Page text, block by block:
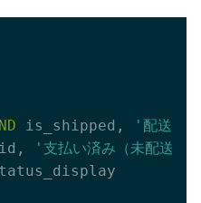
is_shipped,
'配送済
'支払い済み（未配送）'